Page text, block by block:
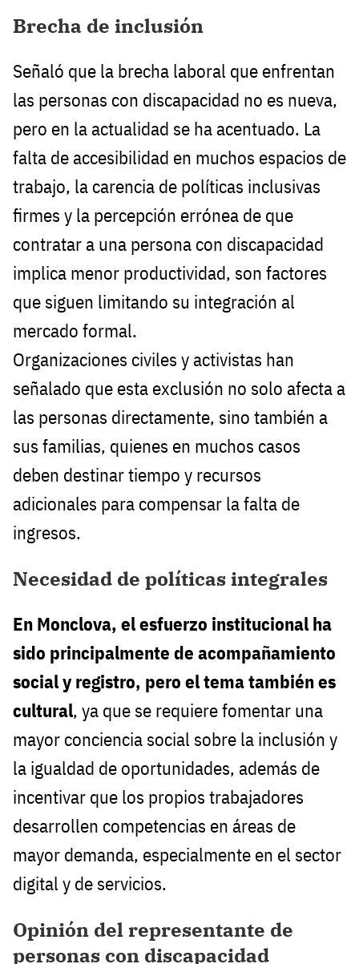
Brecha de inclusión
Señaló que la brecha laboral que enfrentan
las personas con discapacidad no es nueva,
pero en la actualidad se ha acentuado. La
falta de accesibilidad en muchos espacios de
trabajo, la carencia de políticas inclusivas
firmes y la percepción errónea de que
contratar a una persona con discapacidad
implica menor productividad, son factores
que siguen limitando su integración al
mercado formal.
Organizaciones civiles y activistas han
señalado que esta exclusión no solo afecta a
las personas directamente, sino también a
sus familias, quienes en muchos casos
deben destinar tiempo y recursos
adicionales para compensar la falta de
ingresos.
Necesidad de políticas integrales
En Monclova, el esfuerzo institucional ha
sido principalmente de acompañamiento
social y registro, pero el tema también es
cultural, ya que se requiere fomentar una
mayor conciencia social sobre la inclusión y
la igualdad de oportunidades, además de
incentivar que los propios trabajadores
desarrollen competencias en áreas de
mayor demanda, especialmente en el sector
digital y de servicios.
Opinión del representante de
personas con discapacidad